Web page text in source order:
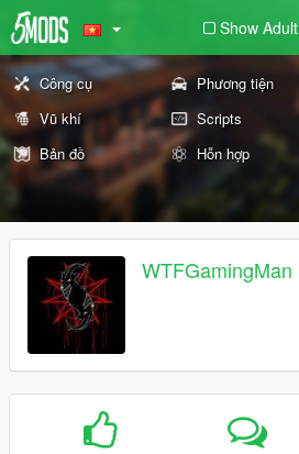
Show Adult
Công cụ Phương tiện
Vũ khí
Scripts
Bản đồ
Hỗn hợp
WTFGamingMan